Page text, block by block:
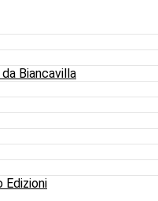
Biancavilla
Edizioni